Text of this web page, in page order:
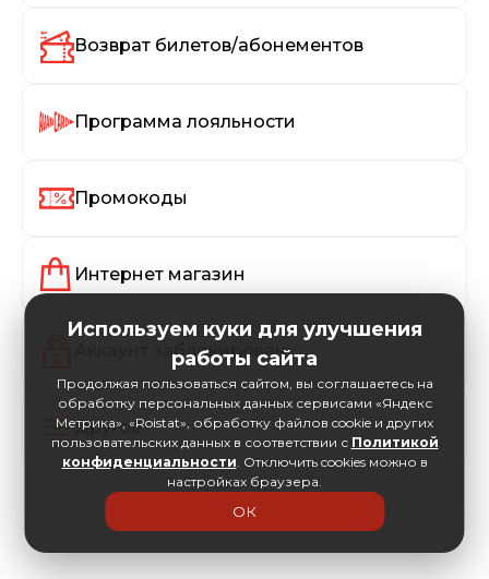
Возврат билетов/абонементов
Программа лояльности
Промокоды
Интернет магазин
Аккаунт заблокирован
Другое
Используем куки для улучшения
работы сайта
Продолжая пользоваться сайтом, вы соглашаетесь на
обработку персональных данных сервисами «Яндекс
Метрика», «Roistat», обработку файлов cookie и других
пользовательских данных в соответствии с Политикой
конфиденциальности. Отключить cookies можно в
настройках браузера.
ОК